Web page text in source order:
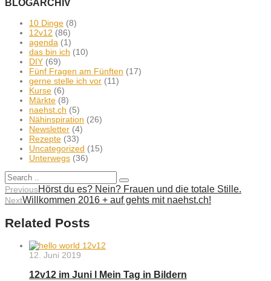
BLOGARCHIV
10 Dinge (8)
12v12 (86)
agenda (1)
das bin ich (10)
DIY (69)
Fünf Fragen am Fünften (17)
gerne stelle ich vor (11)
Kurse (6)
Märkte (8)
naehst.ch (5)
Nähinspiration (26)
Newsletter (4)
Rezepte (33)
Uncategorized (15)
Unterwegs (36)
PreviousHörst du es? Nein? Frauen und die totale Stille.
NextWillkommen 2016 + auf gehts mit naehst.ch!
Related Posts
12. Juni 2019
12v12 im Juni l Mein Tag in Bildern